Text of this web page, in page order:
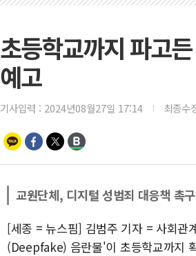
초등학교까지 파고
예고
기사입력 : 2024년08월27일 17:14 최종수
교원단체, 디지털 성범죄 대응책 촉구
[세종 = 뉴스핌] 김범주 기자 = 사회관
(Deepfake) 음란물'이 초등학교까지